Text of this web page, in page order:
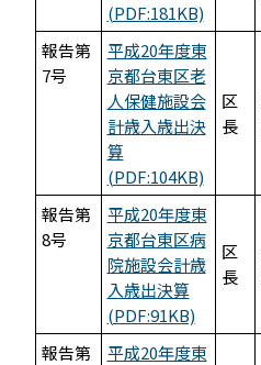
(PDF:181KB)
報告第
7号
平成20年度東
京都台東区老
人保健施設会
計歳入歳出決
算
(PDF:104KB)
区
長
報告第
8号
平成20年度東
京都台東区病
院施設会計歳
入歳出決算
(PDF:91KB)
区
長
報告第
平成20年度東